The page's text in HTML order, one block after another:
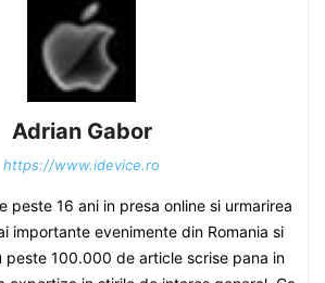
Adrian Gabor
https://www.idevice.ro
peste 16 ani in presa online si urmarirea
importante evenimente din Romania si
peste 100.000 de article scrise pana in